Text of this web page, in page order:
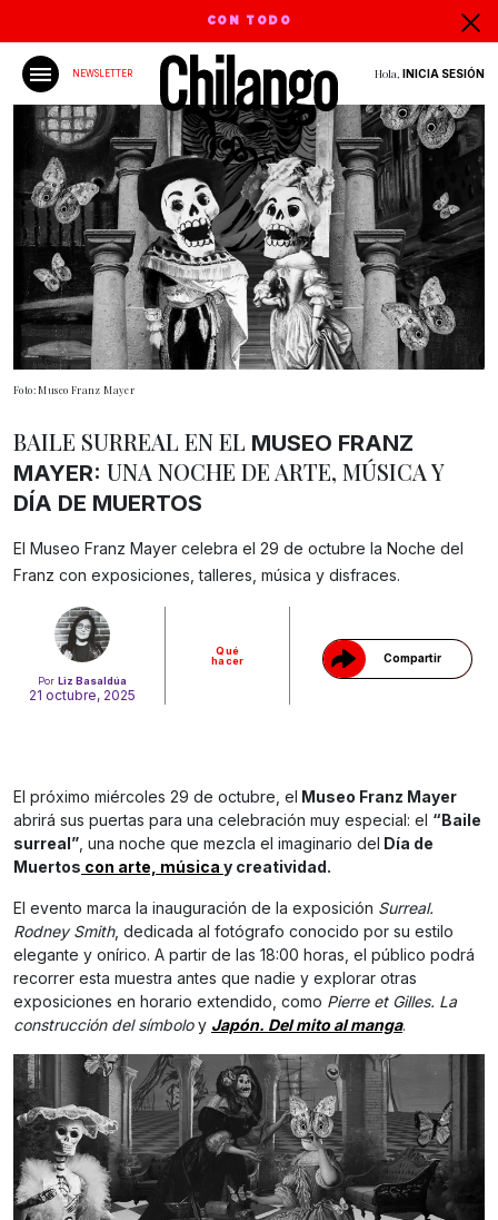
CON TODO
NEWSLETTER Hola, INICIA SESIÓN
Foto: Museo Franz Mayer
Por Liz Basaldúa
21 octubre, 2025
Qué
hacer
Compartir
Gracias!
BAILE SURREAL EN EL MUSEO FRANZ
MAYER: UNA NOCHE DE ARTE, MÚSICA Y
DÍA DE MUERTOS
El Museo Franz Mayer celebra el 29 de octubre la Noche del
Franz con exposiciones, talleres, música y disfraces.
El próximo miércoles 29 de octubre, el Museo Franz Mayer
abrirá sus puertas para una celebración muy especial: el “Baile
surreal”, una noche que mezcla el imaginario del Día de
Muertos con arte, música y creatividad.
El evento marca la inauguración de la exposición Surreal.
Rodney Smith, dedicada al fotógrafo conocido por su estilo
elegante y onírico. A partir de las 18:00 horas, el público podrá
recorrer esta muestra antes que nadie y explorar otras
exposiciones en horario extendido, como Pierre et Gilles. La
construcción del símboloy Japón. Del mito al manga.